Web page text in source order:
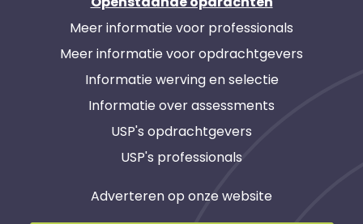
Meer informatie voor professionals
Meer informatie voor opdrachtgevers
Informatie werving en selectie
Informatie over assessments
USP's opdrachtgevers
USP's professionals
Adverteren op onze website